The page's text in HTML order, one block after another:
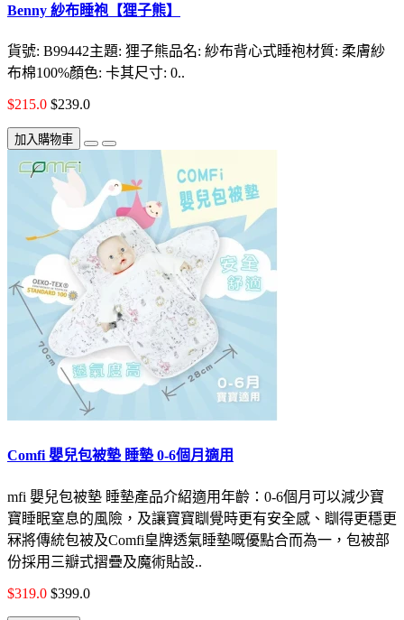
Benny 紗布睡袍【狸子熊】
貨號: B99442主題: 狸子熊品名: 紗布背心式睡袍材質: 柔膚紗
布棉100%顏色: 卡其尺寸: 0..
$215.0 $239.0
加入購物車
Comfi 嬰兒包被墊 睡墊 0-6個月適用
mfi 嬰兒包被墊 睡墊產品介紹適用年齡：0-6個月可以減少寶
寶睡眠窒息的風險，及讓寶寶瞓覺時更有安全感、瞓得更穩更
冧將傳統包被及Comfi皇牌透氣睡墊嘅優點合而為一，包被部
份採用三瓣式摺疊及魔術貼設..
$319.0 $399.0